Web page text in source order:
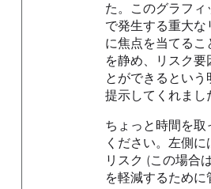
た。このグラフィ
で発生する重大な
に焦点を当てる
を静め、リスク要
とができるとい
提示してくれまし
ちょっと時間を取
ください。左側
リスク (この場合
を軽減するため